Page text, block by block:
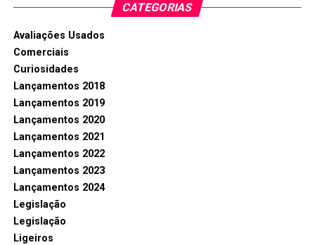
CATEGORIAS
Avaliações Usados
Comerciais
Curiosidades
Lançamentos 2018
Lançamentos 2019
Lançamentos 2020
Lançamentos 2021
Lançamentos 2022
Lançamentos 2023
Lançamentos 2024
Legislação
Legislação
Ligeiros